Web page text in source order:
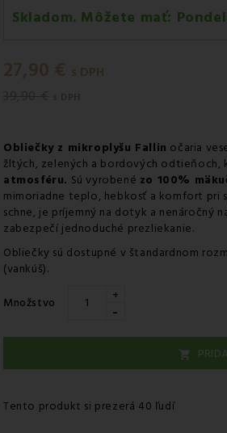
Skladom. Môžete mať:
Pondelok 10.08
Utorok 11.08 -Packeta
27,90 € s DPH
Obliečky z mikroplyšu Fallin očaria
žltých, zelených a bordových odtieňoch,
atmosféru. Sú vyrobené zo 100%
mimoriadne teplo, hebkosť a komfort pri
schne, je príjemný na dotyk a nenáročný
zabezpečí jednoduché prezliekanie.
Obliečky sú dostupné v štandardnom
(vankúš).
Množstvo +
-

Tento produkt si prezerá 40 ľudí